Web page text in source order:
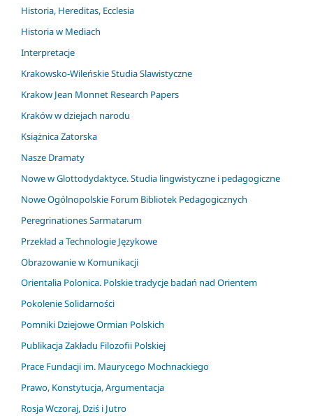
Historia, Hereditas, Ecclesia
Historia w Mediach
Interpretacje
Krakowsko-Wileńskie Studia Slawistyczne
Krakow Jean Monnet Research Papers
Kraków w dziejach narodu
Książnica Zatorska
Nasze Dramaty
Nowe w Glottodydaktyce. Studia lingwistyczne i pedagogiczne
Nowe Ogólnopolskie Forum Bibliotek Pedagogicznych
Peregrinationes Sarmatarum
Przekład a Technologie Językowe
Obrazowanie w Komunikacji
Orientalia Polonica. Polskie tradycje badań nad Orientem
Pokolenie Solidarności
Pomniki Dziejowe Ormian Polskich
Publikacja Zakładu Filozofii Polskiej
Prace Fundacji im. Maurycego Mochnackiego
Prawo, Konstytucja, Argumentacja
Rosja Wczoraj, Dziś i Jutro